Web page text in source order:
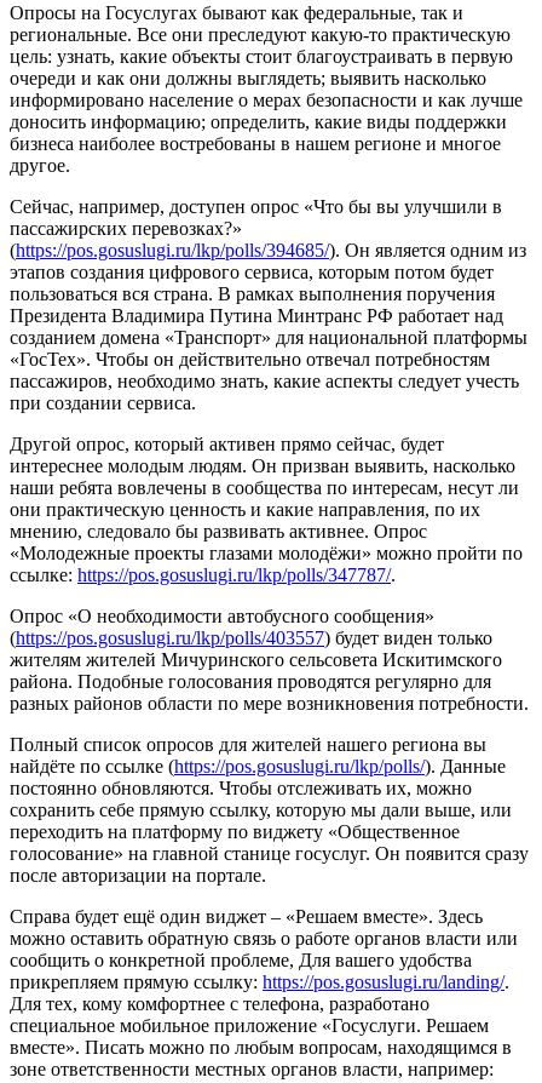
Опросы на Госуслугах бывают как федеральные, так и
региональные. Все они преследуют какую-то практическую
цель: узнать, какие объекты стоит благоустраивать в первую
очереди и как они должны выглядеть; выявить насколько
информировано население о мерах безопасности и как лучше
доносить информацию; определить, какие виды поддержки
бизнеса наиболее востребованы в нашем регионе и многое
другое.
Сейчас, например, доступен опрос «Что бы вы улучшили в
пассажирских перевозках?»
(https://pos.gosuslugi.ru/lkp/polls/394685/). Он является одним из
этапов создания цифрового сервиса, которым потом будет
пользоваться вся страна. В рамках выполнения поручения
Президента Владимира Путина Минтранс РФ работает над
созданием домена «Транспорт» для национальной платформы
«ГосТех». Чтобы он действительно отвечал потребностям
пассажиров, необходимо знать, какие аспекты следует учесть
при создании сервиса.
Другой опрос, который активен прямо сейчас, будет
интереснее молодым людям. Он призван выявить, насколько
наши ребята вовлечены в сообщества по интересам, несут ли
они практическую ценность и какие направления, по их
мнению, следовало бы развивать активнее. Опрос
«Молодежные проекты глазами молодёжи» можно пройти по
ссылке: https://pos.gosuslugi.ru/lkp/polls/347787/.
Опрос «О необходимости автобусного сообщения»
(https://pos.gosuslugi.ru/lkp/polls/403557) будет виден только
жителям жителей Мичуринского сельсовета Искитимского
района. Подобные голосования проводятся регулярно для
разных районов области по мере возникновения потребности.
Полный список опросов для жителей нашего региона вы
найдёте по ссылке (https://pos.gosuslugi.ru/lkp/polls/). Данные
постоянно обновляются. Чтобы отслеживать их, можно
сохранить себе прямую ссылку, которую мы дали выше, или
переходить на платформу по виджету «Общественное
голосование» на главной станице госуслуг. Он появится сразу
после авторизации на портале.
Справа будет ещё один виджет – «Решаем вместе». Здесь
можно оставить обратную связь о работе органов власти или
сообщить о конкретной проблеме, Для вашего удобства
прикрепляем прямую ссылку: https://pos.gosuslugi.ru/landing/.
Для тех, кому комфортнее с телефона, разработано
специальное мобильное приложение «Госуслуги. Решаем
вместе». Писать можно по любым вопросам, находящимся в
зоне ответственности местных органов власти, например: